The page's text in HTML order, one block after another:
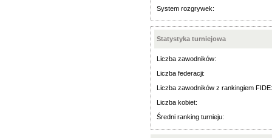
System rozgrywek:
Statystyka turniejowa
Liczba zawodników:
Liczba federacji:
Liczba zawodników z rankingiem FIDE:
Liczba kobiet:
Średni ranking turnieju: